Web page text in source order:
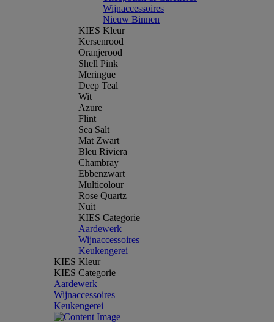
Wijnaccessoires
Nieuw Binnen
KIES Kleur
Kersenrood
Oranjerood
Shell Pink
Meringue
Deep Teal
Wit
Azure
Flint
Sea Salt
Mat Zwart
Bleu Riviera
Chambray
Ebbenzwart
Multicolour
Rose Quartz
Nuit
KIES Categorie
Aardewerk
Wijnaccessoires
Keukengerei
KIES Kleur
KIES Categorie
Aardewerk
Wijnaccessoires
Keukengerei